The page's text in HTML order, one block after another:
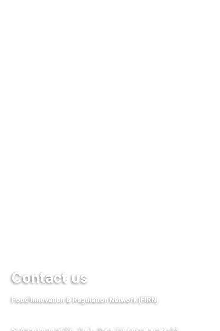
Contact us
Food Innovation & Regulation Network (FIRN)